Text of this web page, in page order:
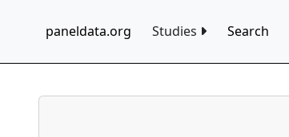
paneldata.org Studies Search